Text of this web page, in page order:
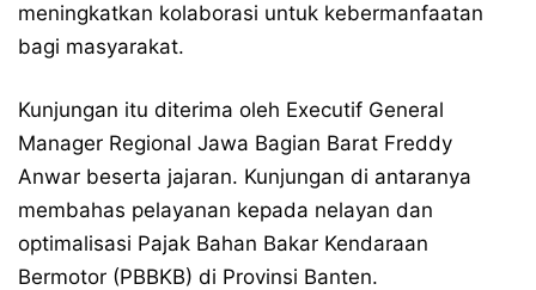
meningkatkan kolaborasi untuk kebermanfaatan
bagi masyarakat.
Kunjungan itu diterima oleh Executif General
Manager Regional Jawa Bagian Barat Freddy
Anwar beserta jajaran. Kunjungan di antaranya
membahas pelayanan kepada nelayan dan
optimalisasi Pajak Bahan Bakar Kendaraan
Bermotor (PBBKB) di Provinsi Banten.